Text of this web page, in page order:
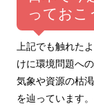
っておこ
上記でも触れた
けに環境問題へ
気象や資源の枯
を辿っています